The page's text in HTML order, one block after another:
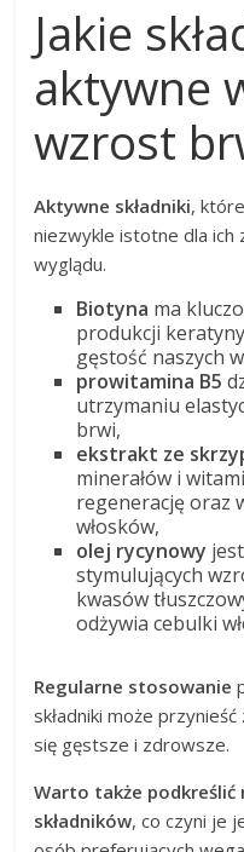
Jakie
aktywne
wzrost
Aktywne składniki,
niezwykle istotne dla
wyglądu.
Biotyna ma
produkcji
gęstość naszych
prowitamina B5
utrzymaniu
brwi,
ekstrakt ze
minerałów i
regenerację oraz
włosków,
olej rycynowy
stymulujących
kwasów
odżywia cebulki
Regularne stosowanie
składniki może
się gęstsze i zdrowsze.
Warto także
składników, co czyni je